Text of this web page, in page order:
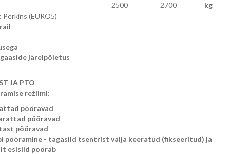
2500
2700
kg
Perkins (EURO5)
järelpõletus
JA PTO
režiimi:
pööravad
pööravad
pööravad
pööramine - tagasild tsentrist välja keeratud (fikseeritud) ja
esisild pöörab